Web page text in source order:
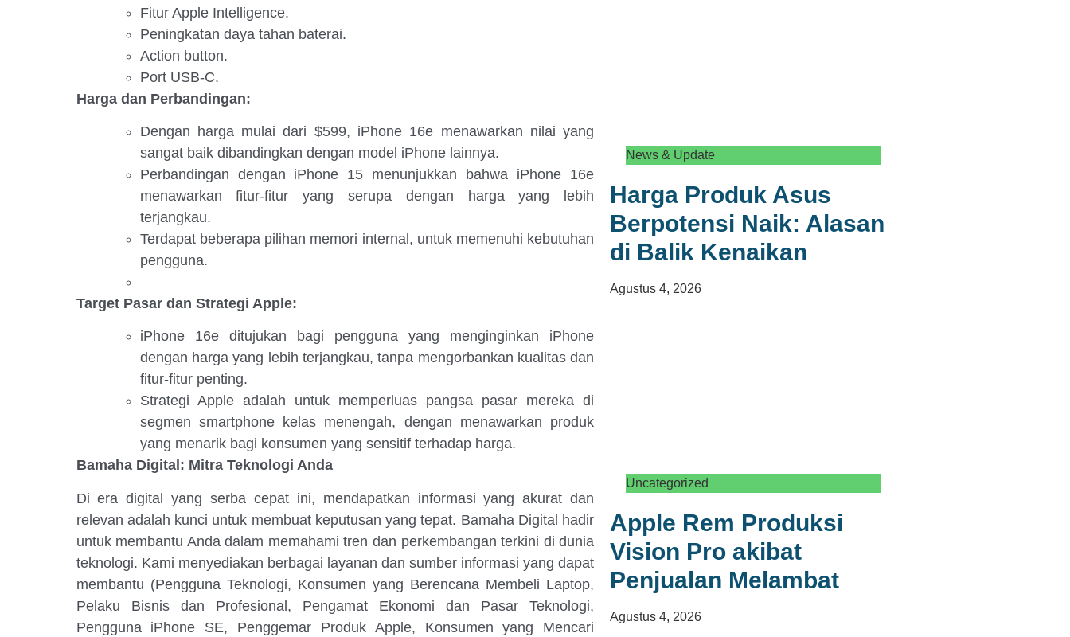
Fitur Apple Intelligence.
Peningkatan daya tahan baterai.
Action button.
Port USB-C.
Harga dan Perbandingan:
Dengan harga mulai dari $599, iPhone 16e menawarkan nilai yang
sangat baik dibandingkan dengan model iPhone lainnya.
Perbandingan dengan iPhone 15 menunjukkan bahwa iPhone 16e
menawarkan fitur-fitur yang serupa dengan harga yang lebih
terjangkau.
Terdapat beberapa pilihan memori internal, untuk memenuhi kebutuhan
pengguna.
Target Pasar dan Strategi Apple:
iPhone 16e ditujukan bagi pengguna yang menginginkan iPhone
dengan harga yang lebih terjangkau, tanpa mengorbankan kualitas dan
fitur-fitur penting.
Strategi Apple adalah untuk memperluas pangsa pasar mereka di
segmen smartphone kelas menengah, dengan menawarkan produk
yang menarik bagi konsumen yang sensitif terhadap harga.
Bamaha Digital: Mitra Teknologi Anda
Di era digital yang serba cepat ini, mendapatkan informasi yang akurat dan
relevan adalah kunci untuk membuat keputusan yang tepat. Bamaha Digital hadir
untuk membantu Anda dalam memahami tren dan perkembangan terkini di dunia
teknologi. Kami menyediakan berbagai layanan dan sumber informasi yang dapat
membantu (Pengguna Teknologi, Konsumen yang Berencana Membeli Laptop,
Pelaku Bisnis dan Profesional, Pengamat Ekonomi dan Pasar Teknologi,
Pengguna iPhone SE, Penggemar Produk Apple, Konsumen yang Mencari
News & Update
Harga Produk Asus
Berpotensi Naik: Alasan
di Balik Kenaikan
Agustus 4, 2026
Uncategorized
Apple Rem Produksi
Vision Pro akibat
Penjualan Melambat
Agustus 4, 2026